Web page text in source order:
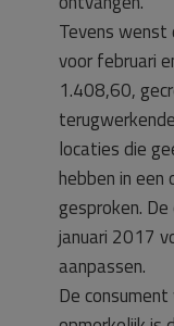
Tevens
voor februari
1.408,60,
locaties die
hebben in een
gesproken.
januari 2017
aanpassen.
De